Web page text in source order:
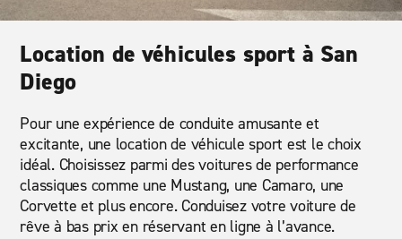
Location de véhicules sport à San
Diego
Pour une expérience de conduite amusante et
excitante, une location de véhicule sport est le choix
idéal. Choisissez parmi des voitures de performance
classiques comme une Mustang, une Camaro, une
Corvette et plus encore. Conduisez votre voiture de
rêve à bas prix en réservant en ligne à l’avance.